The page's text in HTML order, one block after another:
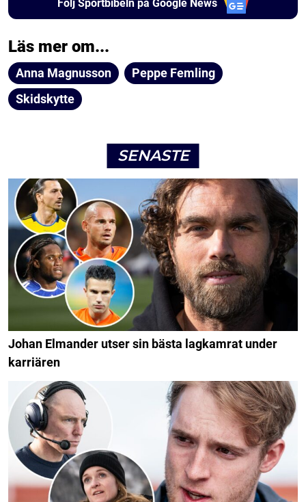
Följ Sportbibeln på Google News
Läs mer om...
Anna Magnusson
Peppe Femling
Skidskytte
SENASTE
Johan Elmander utser sin bästa lagkamrat under
karriären